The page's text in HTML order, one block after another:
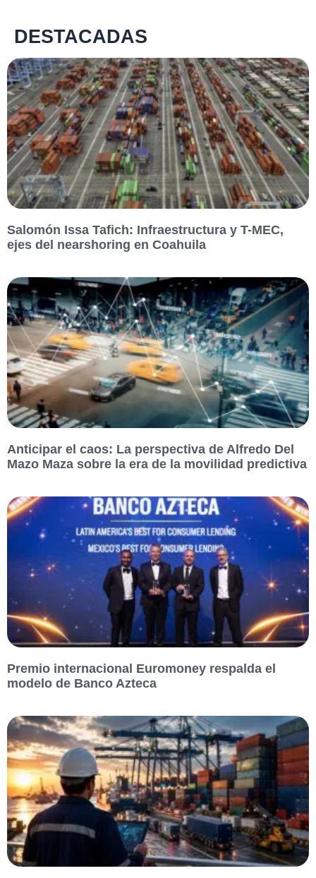
DESTACADAS
Salomón Issa Tafich: Infraestructura y T-MEC,
ejes del nearshoring en Coahuila
Anticipar el caos: La perspectiva de Alfredo Del
Mazo Maza sobre la era de la movilidad predictiva
Premio internacional Euromoney respalda el
modelo de Banco Azteca